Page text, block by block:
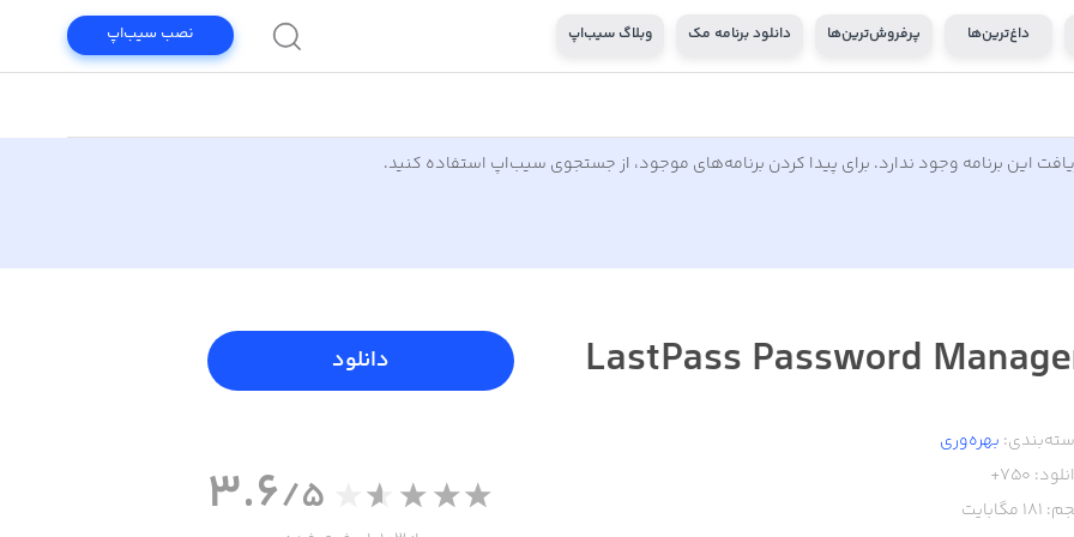
داغ‌ترین‌ها پرفروش‌ترین‌ها دانلود برنامه مک وبلاگ سیب‌اپ نصب سیب‌اپ
این برنامه وجود ندارد. برای پیدا کردن برنامه‌های موجود، از جستجوی سیب‌اپ استفاده کنید.
LastPass Password
بهره‌وری
750+
181 مگابایت
دانلود
3.6/5